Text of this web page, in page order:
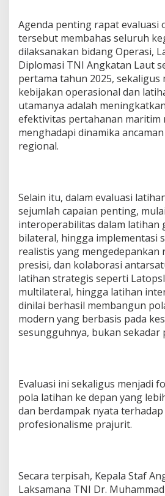
Agenda penting rapat evaluasi
tersebut membahas seluruh
dilaksanakan bidang Operasi,
Diplomasi TNI Angkatan Laut
pertama tahun 2025, sekaligus
kebijakan operasional dan
utamanya adalah
efektivitas pertahanan maritim
menghadapi dinamika
regional.
Selain itu, dalam evaluasi
sejumlah capaian penting,
interoperabilitas dalam latihan
bilateral, hingga implementasi
realistis yang mengedepankan
presisi, dan kolaborasi
latihan strategis seperti
multilateral, hingga latihan
dinilai berhasil membangun
modern yang berbasis pada
sesungguhnya, bukan sekadar
Evaluasi ini sekaligus menjadi
pola latihan ke depan yang
dan berdampak nyata
profesionalisme prajurit.
Secara terpisah, Kepala Staf
Laksamana TNI Dr.